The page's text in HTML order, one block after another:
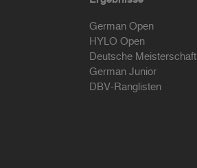
German Open
HYLO Open
Deutsche Meisterschaft
German Junior
DBV-Ranglisten